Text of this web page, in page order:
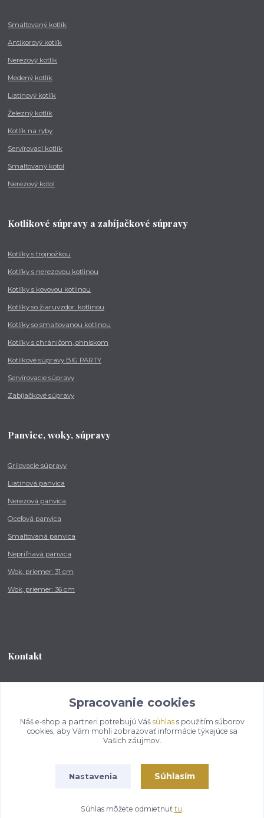
Smaltovaný kotlík
Antikorový kotlík
Nerezový kotlík
Medený kotlík
Liatinový kotlík
Železný kotlík
Kotlík na ryby
Servírovací kotlík
Smaltovaný kotol
Nerezový kotol
Kotlíkové súpravy a zabíjačkové súpravy
Kotlíky s trojnožkou
Kotlíky s nerezovou kotlinou
Kotlíky s kovovou kotlinou
Kotlíky so žiaruvzdor. kotlinou
Kotlíky so smaltovanou kotlinou
Kotlíky s chráničom, ohniskom
Kotlíkové súpravy BIG PARTY
Servírovacie súpravy
Zabíjačkové súpravy
Panvice, woky, súpravy
Grilovacie súpravy
Liatinová panvica
Nerezová panvica
Oceľová panvica
Smaltovaná panvica
Nepriľnavá panvica
Wok, priemer: 31 cm
Wok, priemer: 36 cm
Kontakt
od 8:00 - do 16:00 hod
info@kotlikovesupravy.sk
Vytvorené na
Eshop-rychlo.sk
Spracovanie cookies
Náš e-shop a partneri potrebujú Váš súhlass použitím súborov
cookies, aby Vám mohli zobrazovať informácie týkajúce sa
Vašich záujmov.
Nastavenia Súhlasím
Súhlas môžete odmietnuť tu